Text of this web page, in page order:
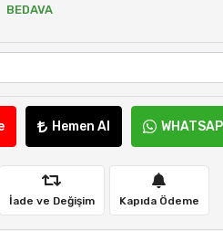
BEDAVA
Hemen Al
İade ve Değişim Kapıda Ödeme